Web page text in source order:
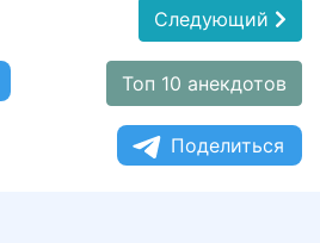
Следующий
Топ 10 анекдотов
Поделиться